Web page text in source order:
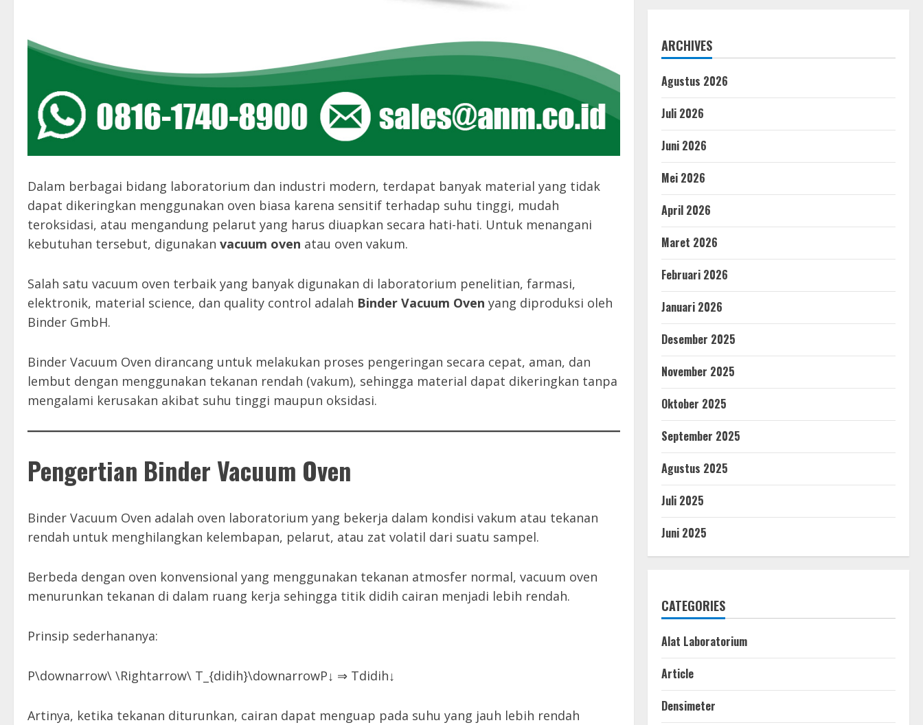
Dalam berbagai bidang laboratorium dan industri modern, terdapat banyak material yang tidak
dapat dikeringkan menggunakan oven biasa karena sensitif terhadap suhu tinggi, mudah
teroksidasi, atau mengandung pelarut yang harus diuapkan secara hati-hati. Untuk menangani
kebutuhan tersebut, digunakan vacuum oven atau oven vakum.
Salah satu vacuum oven terbaik yang banyak digunakan di laboratorium penelitian, farmasi,
elektronik, material science, dan quality control adalah Binder Vacuum Oven yang diproduksi oleh
Binder GmbH.
Binder Vacuum Oven dirancang untuk melakukan proses pengeringan secara cepat, aman, dan
lembut dengan menggunakan tekanan rendah (vakum), sehingga material dapat dikeringkan tanpa
mengalami kerusakan akibat suhu tinggi maupun oksidasi.
Pengertian Binder Vacuum Oven
Binder Vacuum Oven adalah oven laboratorium yang bekerja dalam kondisi vakum atau tekanan
rendah untuk menghilangkan kelembapan, pelarut, atau zat volatil dari suatu sampel.
Berbeda dengan oven konvensional yang menggunakan tekanan atmosfer normal, vacuum oven
menurunkan tekanan di dalam ruang kerja sehingga titik didih cairan menjadi lebih rendah.
Prinsip sederhananya:
P\downarrow\ \Rightarrow\ T_{didih}\downarrowP↓ ⇒ Tdidih​↓
Artinya, ketika tekanan diturunkan, cairan dapat menguap pada suhu yang jauh lebih rendah
ARCHIVES
Agustus 2026
Juli 2026
Juni 2026
Mei 2026
April 2026
Maret 2026
Februari 2026
Januari 2026
Desember 2025
November 2025
Oktober 2025
September 2025
Agustus 2025
Juli 2025
Juni 2025
CATEGORIES
Alat Laboratorium
Article
Densimeter